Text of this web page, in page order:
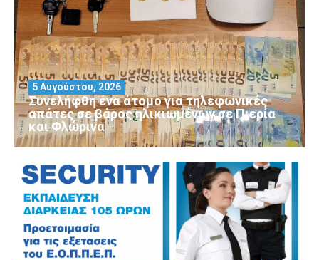
Συνελήφθη ένα άτομο για τηλεφωνικές
απάτες σε βάρος ηλικιωμένων σε Πιερία
και Φλώρινα
5 Αυγούστου, 2026